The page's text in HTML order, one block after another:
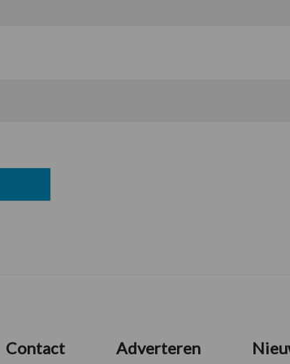
Contact Adverteren